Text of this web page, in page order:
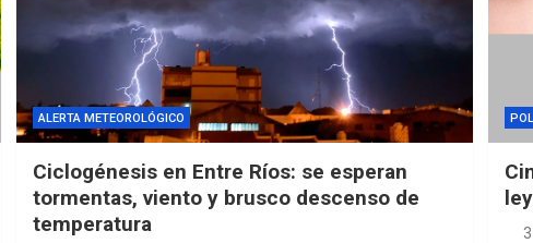
ALERTA METEOROLÓGICO
Ciclogénesis en Entre Ríos: se esperan
tormentas, viento y brusco descenso de
temperatura